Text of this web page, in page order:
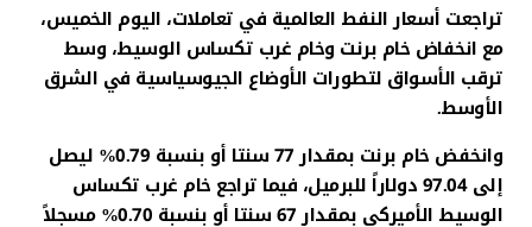
تراجعت أسعار النفط العالمية في تعاملات، اليوم الخميس،
مع انخفاض خام برنت وخام غرب تكساس الوسيط، وسط
ترقب الأسواق لتطورات الأوضاع الجيوسياسية في الشرق
الأوسط.
وانخفض خام برنت بمقدار 77 سنتا أو بنسبة 0.79% ليصل
إلى 97.04 دولاراً للبرميل، فيما تراجع خام غرب تكساس
الوسيط الأميركي بمقدار 67 سنتا أو بنسبة 0.70% مسجلاً